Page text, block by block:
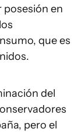
en
que es
del
pero el